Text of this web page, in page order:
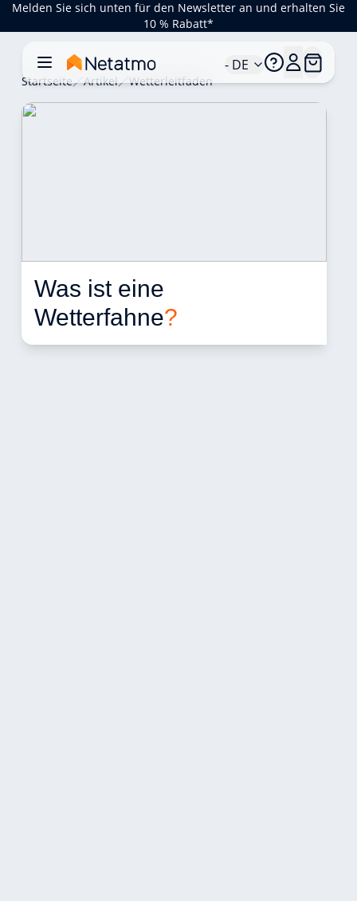
Melden Sie sich unten für den Newsletter an und erhalten Sie
10 % Rabatt*
- DE
Startseite Artikel Wetterleitfaden
Was ist eine
Wetterfahne?